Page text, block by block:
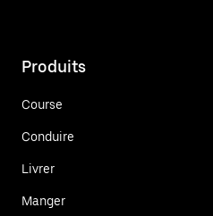
Produits
Course
Conduire
Livrer
Manger